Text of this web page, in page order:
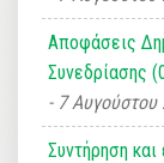
Αποφάσεις
Συνεδρίασης
7 Αυγούστου
Συντήρηση